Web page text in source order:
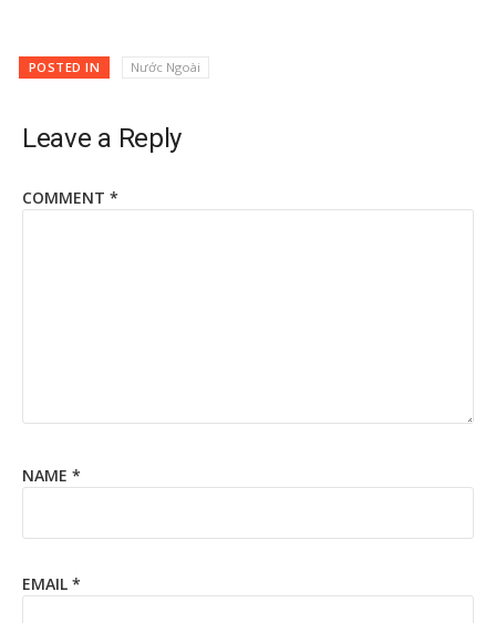
POSTED IN Nước Ngoài
Leave a Reply
COMMENT *
NAME *
EMAIL *